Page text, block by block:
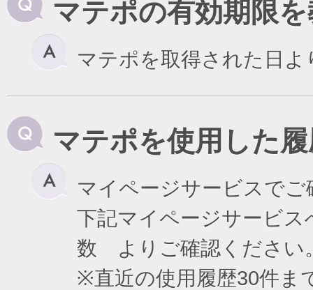
マテポの有効期限
マテポを取得された日
マテポを使用した
マイページサービスで
下記マイページサービ
数 よりご確認ください
※直近の使用履歴30件ま